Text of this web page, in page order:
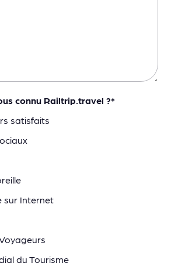
connu Railtrip.travel ?*
satisfaits
sur Internet
du Tourisme